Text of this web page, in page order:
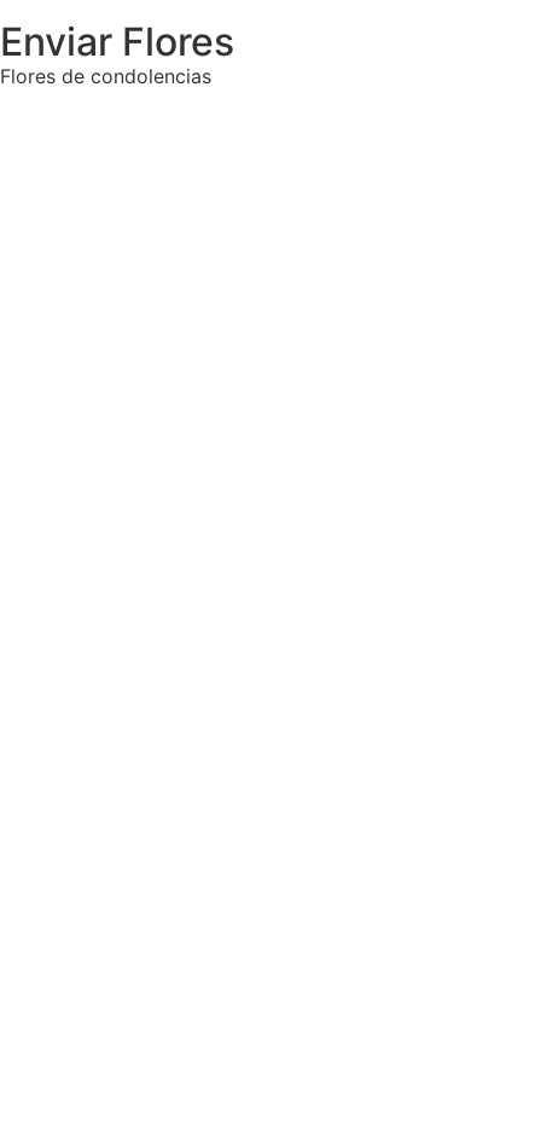
Enviar Flores
Flores de condolencias